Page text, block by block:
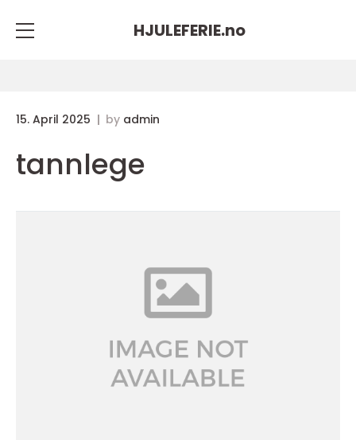
HJULEFERIE.no
15. April 2025 by admin
tannlege